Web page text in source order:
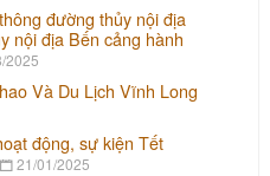
đường thủy nội địa
nội địa Bến cảng hành
2025
Và Du Lịch Vĩnh Long
động, sự kiện Tết
21/01/2025